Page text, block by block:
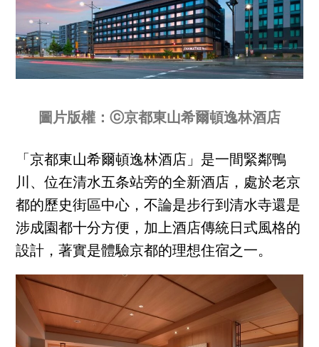
圖片版權：ⓒ京都東山希爾頓逸林酒店
「京都東山希爾頓逸林酒店」是一間緊鄰鴨
川、位在清水五条站旁的全新酒店，處於老京
都的歷史街區中心，不論是步行到清水寺還是
涉成園都十分方便，加上酒店傳統日式風格的
設計，著實是體驗京都的理想住宿之一。